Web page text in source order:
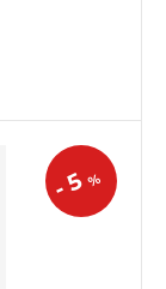
-
5%